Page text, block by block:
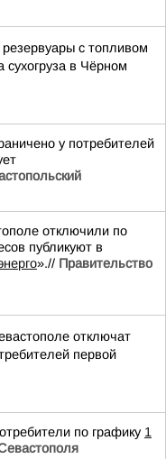
с топливом
в Чёрном
у потребителей
отключили по
публикуют в
».// Правительство
отключат
первой
по графику 1